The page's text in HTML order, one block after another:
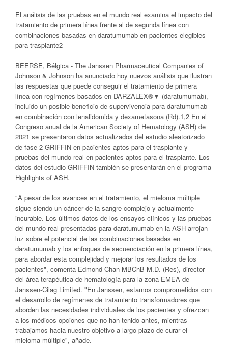
El análisis de las pruebas en el mundo real examina el impacto del
tratamiento de primera línea frente al de segunda línea con
combinaciones basadas en daratumumab en pacientes elegibles
para trasplante2
BEERSE, Bélgica - The Janssen Pharmaceutical Companies of
Johnson & Johnson ha anunciado hoy nuevos análisis que ilustran
las respuestas que puede conseguir el tratamiento de primera
línea con regímenes basados en DARZALEX®▼ (daratumumab),
incluido un posible beneficio de supervivencia para daratumumab
en combinación con lenalidomida y dexametasona (Rd).1,2 En el
Congreso anual de la American Society of Hematology (ASH) de
2021 se presentaron datos actualizados del estudio aleatorizado
de fase 2 GRIFFIN en pacientes aptos para el trasplante y
pruebas del mundo real en pacientes aptos para el trasplante. Los
datos del estudio GRIFFIN también se presentarán en el programa
Highlights of ASH.
"A pesar de los avances en el tratamiento, el mieloma múltiple
sigue siendo un cáncer de la sangre complejo y actualmente
incurable. Los últimos datos de los ensayos clínicos y las pruebas
del mundo real presentadas para daratumumab en la ASH arrojan
luz sobre el potencial de las combinaciones basadas en
daratumumab y los enfoques de secuenciación en la primera línea,
para abordar esta complejidad y mejorar los resultados de los
pacientes", comenta Edmond Chan MBChB M.D. (Res), director
del área terapéutica de hematología para la zona EMEA de
Janssen-Cilag Limited. "En Janssen, estamos comprometidos con
el desarrollo de regímenes de tratamiento transformadores que
aborden las necesidades individuales de los pacientes y ofrezcan
a los médicos opciones que no han tenido antes, mientras
trabajamos hacia nuestro objetivo a largo plazo de curar el
mieloma múltiple", añade.